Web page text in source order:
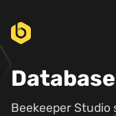
Beekeeper